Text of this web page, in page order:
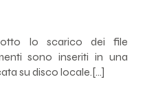
lo scarico dei file
sono inseriti in una
su disco locale.[…]